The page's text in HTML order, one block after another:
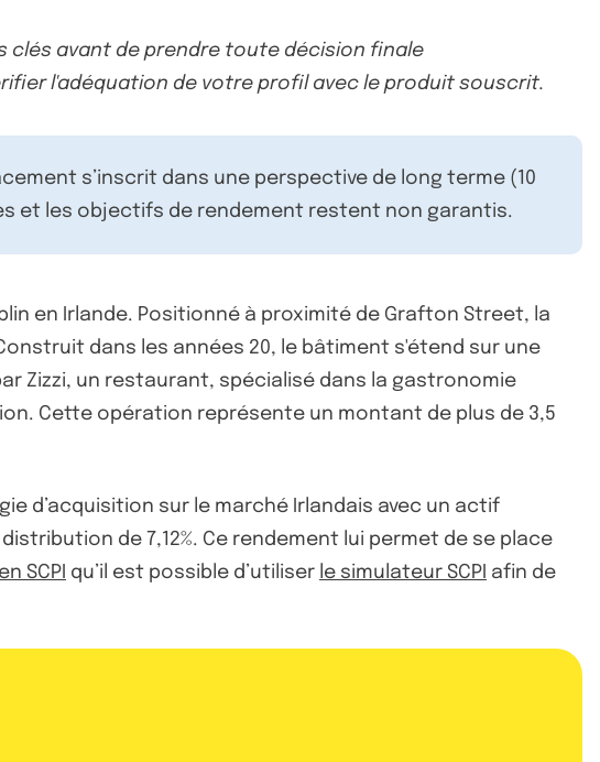
clés avant de prendre toute décision finale
l'adéquation de votre profil avec le produit souscrit.
s’inscrit dans une perspective de long terme (10
et les objectifs de rendement restent non garantis.
en Irlande. Positionné à proximité de Grafton Street, la
dans les années 20, le bâtiment s'étend sur une
Zizzi, un restaurant, spécialisé dans la gastronomie
Cette opération représente un montant de plus de 3,5
d’acquisition sur le marché Irlandais avec un actif
de 7,12%. Ce rendement lui permet de se place
SCPI qu’il est possible d’utiliser le simulateur SCPI afin de